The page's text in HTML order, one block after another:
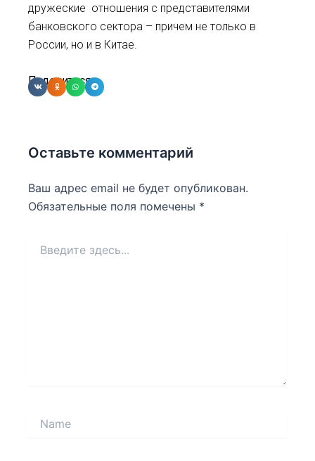
дружеские отношения с представителями
банковского сектора – причем не только в
России, но и в Китае.
Поделиться:
Оставьте комментарий
Ваш адрес email не будет опубликован.
Обязательные поля помечены *
здесь...